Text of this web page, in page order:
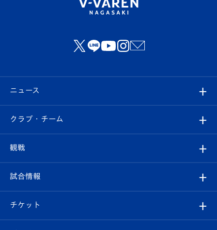
ニュース
すべて
クラブ
試合情報
クラブ・チーム
クラブ概要
エンブレム紹介
観戦
観戦ルール
はじめての観戦ガイド
試合情報
試合日程/結果
チケット